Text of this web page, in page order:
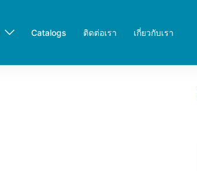
Catalogs ติดต่อเรา เกี่ยวกับเรา